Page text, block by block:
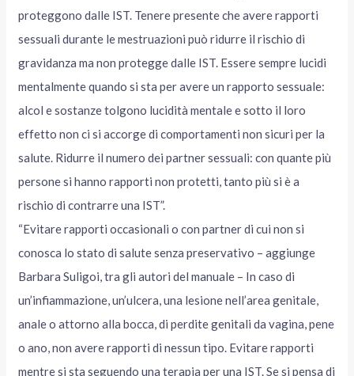
proteggono dalle IST. Tenere presente che avere rapporti
sessuali durante le mestruazioni può ridurre il rischio di
gravidanza ma non protegge dalle IST. Essere sempre lucidi
mentalmente quando si sta per avere un rapporto sessuale:
alcol e sostanze tolgono lucidità mentale e sotto il loro
effetto non ci si accorge di comportamenti non sicuri per la
salute. Ridurre il numero dei partner sessuali: con quante più
persone si hanno rapporti non protetti, tanto più si è a
rischio di contrarre una IST”.
“Evitare rapporti occasionali o con partner di cui non si
conosca lo stato di salute senza preservativo – aggiunge
Barbara Suligoi, tra gli autori del manuale – In caso di
un’infiammazione, un’ulcera, una lesione nell’area genitale,
anale o attorno alla bocca, di perdite genitali da vagina, pene
o ano, non avere rapporti di nessun tipo. Evitare rapporti
mentre si sta seguendo una terapia per una IST. Se si pensa di